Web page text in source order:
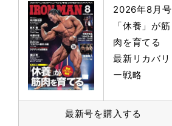
2026年8月号
「休養」が筋
肉を育てる
最新リカバリ
ー戦略
最新号を購入する